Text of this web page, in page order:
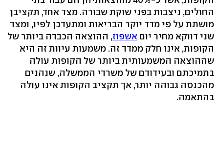
החולים, ניצבות בפני שוקת שבורה. מצד אחד, תקציבן
מושתת על פי מדד יוקר הבריאות ומתעדכן לפיו, ומצד
שני דווקא מחיר יום אשפוז, ההוצאה הכבדה ביותר של
הקופות, אינו חלק ממדד זה. משמעות עיוות זה היא
שההוצאה המשמעותית ביותר של הקופות עולה
בתמיכתם ובעידודם של משרדי הממשלה, שנהנים
מהכנסה גבוהה יותר, אך תקציב הקופות אינו עולה
בהתאמה.